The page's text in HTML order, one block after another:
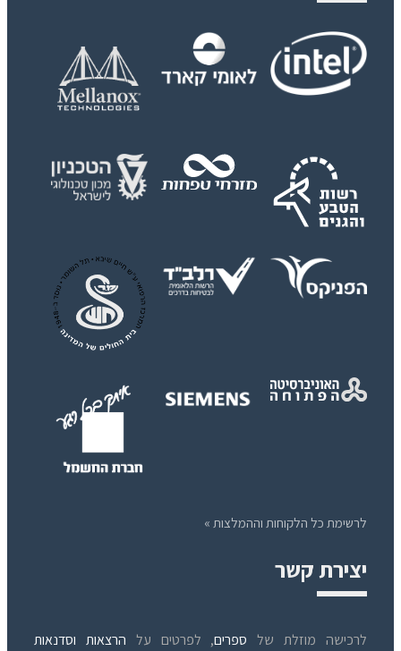
לרשימת כל הלקוחות וההמלצות »
יצירת קשר
לרכישה מוזלת של ספרים, לפרטים על הרצאות וסדנאות